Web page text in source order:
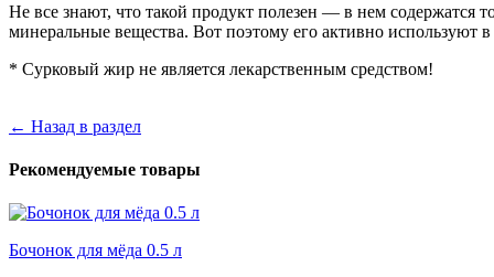
Не все знают, что такой продукт полезен — в нем содержатся
минеральные вещества. Вот поэтому его активно используют
* Сурковый жир не является лекарственным средством!
← Назад в раздел
Рекомендуемые товары
Бочонок для мёда 0.5 л